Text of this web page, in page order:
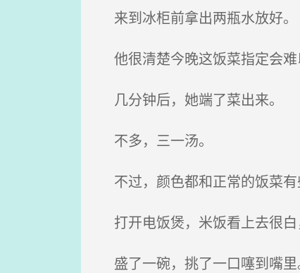
来到冰柜前拿出两瓶水放好。
他很清楚今晚这饭菜指定会难
几分钟后，她端了菜出来。
不多，三一汤。
不过，颜色都和正常的饭菜有
打开电饭煲，米饭看上去很白
盛了一碗，挑了一口噻到嘴里